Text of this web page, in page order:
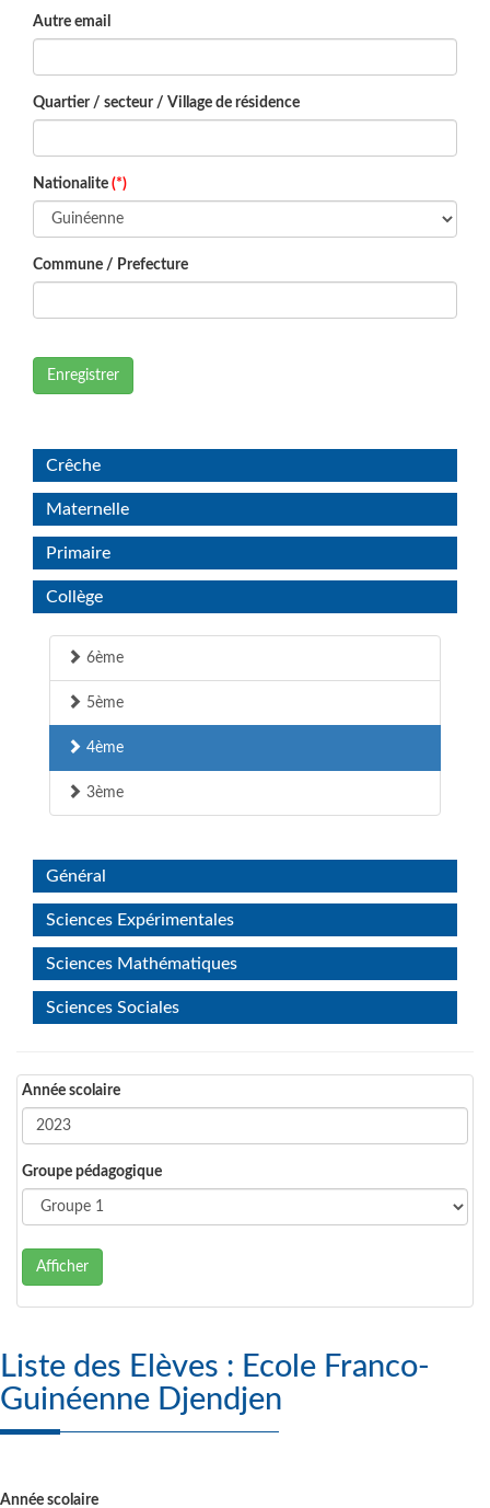
Autre email
Quartier / secteur / Village de résidence
Nationalite (*)
Commune / Prefecture
Enregistrer
Crêche
Maternelle
Primaire
Collège
6ème
5ème
4ème
3ème
Général
Sciences Expérimentales
Sciences Mathématiques
Sciences Sociales
Année scolaire
Groupe pédagogique
Afficher
Liste des Elèves : Ecole Franco-
Guinéenne Djendjen
Année scolaire